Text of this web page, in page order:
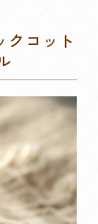
コット